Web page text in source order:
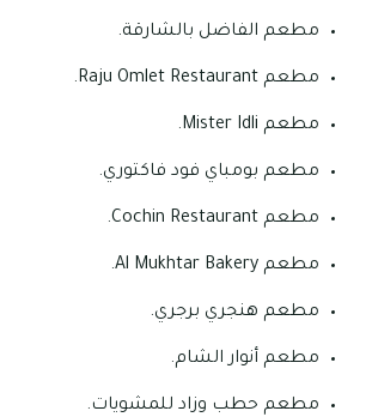
مطعم الفاضل بالشارقة.
مطعم Raju Omlet Restaurant.
مطعم Mister Idli‬.
مطعم بومباي فود فاكتوري.
مطعم Cochin Restaurant‬.
مطعم Al Mukhtar Bakery‬.
مطعم هنجري برجري.
مطعم أنوار الشام.
مطعم حطب وزاد للمشويات.